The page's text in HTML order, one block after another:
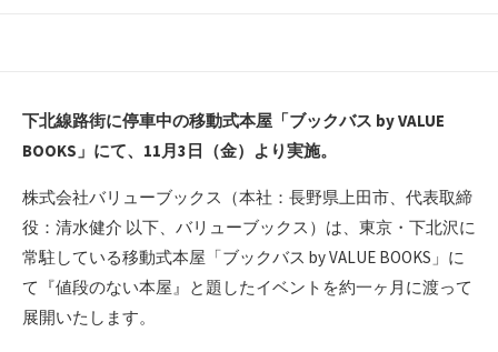
下北線路街に停車中の移動式本屋「ブックバス by VALUE
BOOKS」にて、11月3日（金）より実施。
株式会社バリューブックス（本社：長野県上田市、代表取締
役：清水健介 以下、バリューブックス）は、東京・下北沢に
常駐している移動式本屋「ブックバス by VALUE BOOKS」に
て『値段のない本屋』と題したイベントを約一ヶ月に渡って
展開いたします。